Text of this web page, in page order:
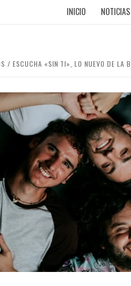
INICIO NOTICIAS
ESCUCHA «SIN TI», LO NUEVO DE LA